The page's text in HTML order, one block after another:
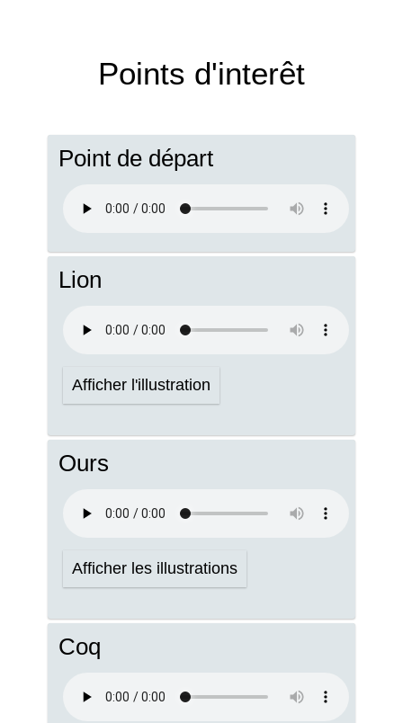
Points d'interêt
Point de départ
Lion
Afficher l'illustration
Ours
Afficher les illustrations
Coq